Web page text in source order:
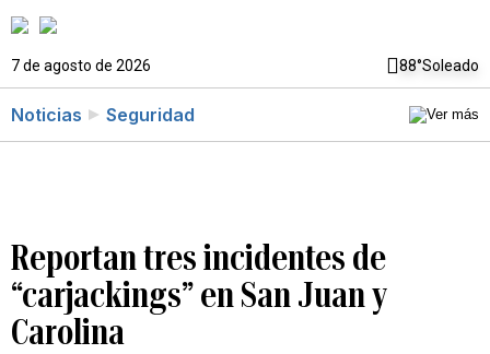
7 de agosto de 2026 88°Soleado
Noticias Seguridad
Reportan tres incidentes de
“carjackings” en San Juan y
Carolina